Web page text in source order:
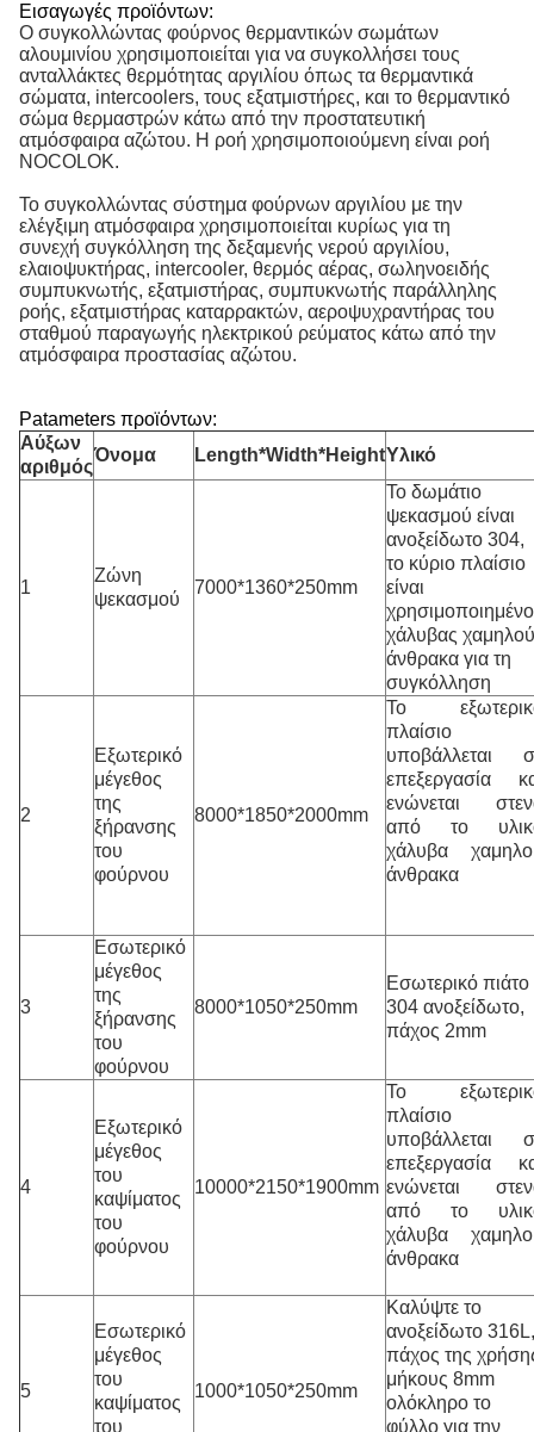
Εισαγωγές προϊόντων:
Ο συγκολλώντας φούρνος θερμαντικών σωμάτων
αλουμινίου χρησιμοποιείται για να συγκολλήσει τους
ανταλλάκτες θερμότητας αργιλίου όπως τα θερμαντικά
σώματα, intercoolers, τους εξατμιστήρες, και το θερμαντικό
σώμα θερμαστρών κάτω από την προστατευτική
ατμόσφαιρα αζώτου. Η ροή χρησιμοποιούμενη είναι ροή
NOCOLOK.
Το συγκολλώντας σύστημα φούρνων αργιλίου με την
ελέγξιμη ατμόσφαιρα χρησιμοποιείται κυρίως για τη
συνεχή συγκόλληση της δεξαμενής νερού αργιλίου,
ελαιοψυκτήρας, intercooler, θερμός αέρας, σωληνοειδής
συμπυκνωτής, εξατμιστήρας, συμπυκνωτής παράλληλης
ροής, εξατμιστήρας καταρρακτών, αεροψυχραντήρας του
σταθμού παραγωγής ηλεκτρικού ρεύματος κάτω από την
ατμόσφαιρα προστασίας αζώτου.
Patameters προϊόντων:
Αύξων
αριθμός
Όνομα Length*Width*HeightΥλικό
1
Ζώνη
ψεκασμού
7000*1360*250mm
Το δωμάτιο
ψεκασμού είναι
ανοξείδωτο 304,
το κύριο πλαίσιο
είναι
χάλυβας χαμηλού
άνθρακα για τη
συγκόλληση
2
Εξωτερικό
μέγεθος
της
ξήρανσης
του
φούρνου
8000*1850*2000mm
Το
πλαίσιο
υποβάλλεται
επεξεργασία
ενώνεται
από το
χάλυβα
άνθρακα
3
Εσωτερικό
μέγεθος
της
ξήρανσης
του
φούρνου
8000*1050*250mm
Εσωτερικό πιάτο
304 ανοξείδωτο,
πάχος 2mm
4
Εξωτερικό
μέγεθος
του
καψίματος
του
φούρνου
10000*2150*1900mm
Το
πλαίσιο
υποβάλλεται
επεξεργασία
ενώνεται
από το
χάλυβα
άνθρακα
5
Εσωτερικό
μέγεθος
του
καψίματος
του
1000*1050*250mm
Καλύψτε το
ανοξείδωτο 316L,
πάχος της
μήκους 8mm
ολόκληρο το
φύλλο για την